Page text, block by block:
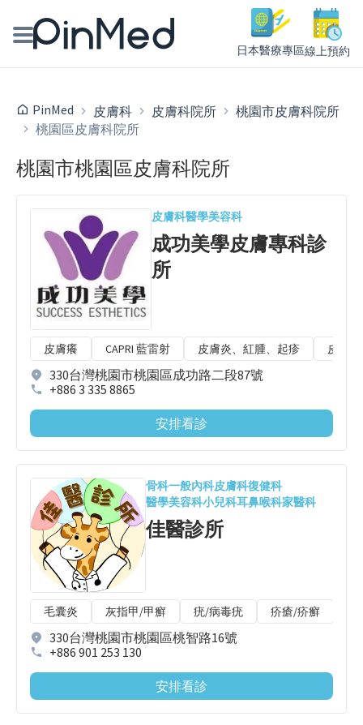
日本醫療專區線上預約
醫師專欄專訪
健康主題館
我是醫療人員
PinMed 皮膚科 皮膚科院所
桃園市皮膚科院所
桃園區皮膚科院所
桃園市桃園區皮膚科院所
皮膚科醫學美容科
成功美學皮膚專科診
所
皮膚癢 CAPRI 藍雷射 皮膚炎、紅腫、起疹 皮膚
330台灣桃園市桃園區成功路二段87號
+886 3 335 8865
安排看診
骨科一般內科皮膚科復健科
醫學美容科小兒科耳鼻喉科家醫科
佳醫診所
毛囊炎 灰指甲/甲癬 疣/病毒疣 疥瘡/疥癬
330台灣桃園市桃園區桃智路16號
+886 901 253 130
安排看診